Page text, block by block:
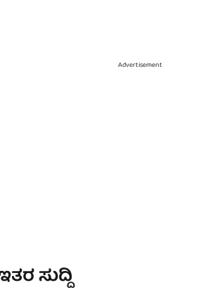
Advertisement
ಸುದ್ದಿ